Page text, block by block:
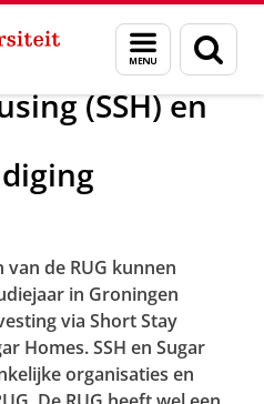
Menu
en
zoeken
Nieuwsberichten
(SSH) en
de RUG kunnen
in Groningen
via Short Stay
Homes. SSH en Sugar
organisaties en